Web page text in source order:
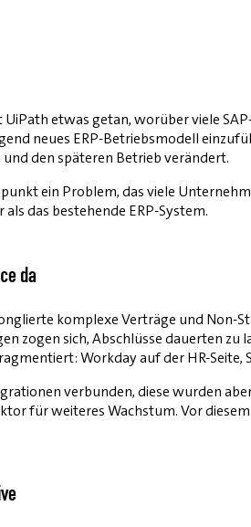
etwas getan, worüber viele
neues ERP-Betriebsmodell
den späteren Betrieb verändert.
ein Problem, das viele
das bestehende ERP-System.
da
komplexe Verträge und
zogen sich, Abschlüsse dauerten
Workday auf der HR-
verbunden, diese wurden
für weiteres Wachstum. Vor